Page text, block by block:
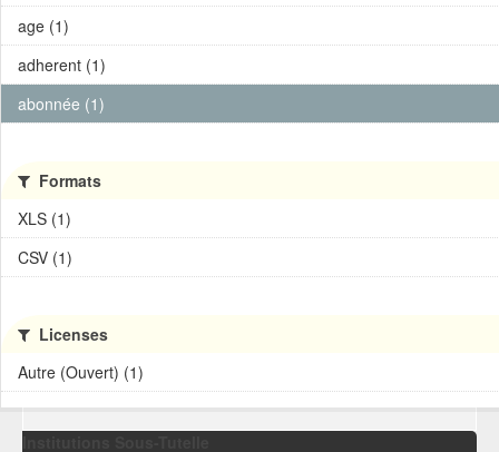
age (1)
adherent (1)
abonnée (1)
Formats
XLS (1)
CSV (1)
Licenses
Autre (Ouvert) (1)